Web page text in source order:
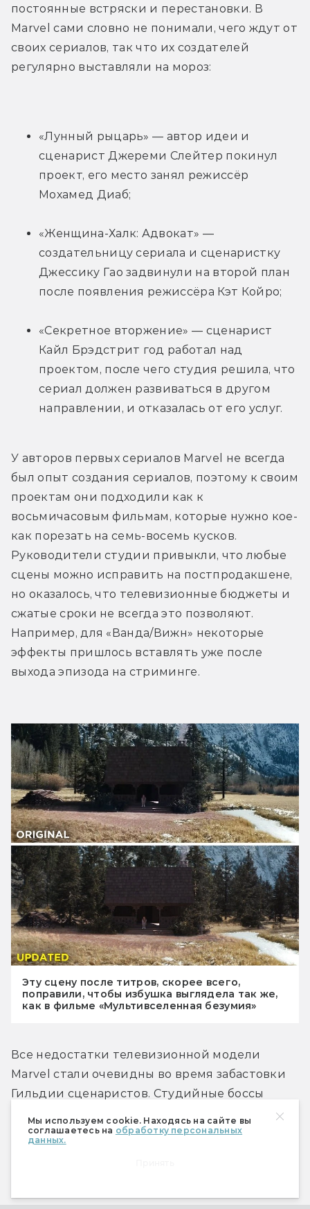
Мы используем cookie. Находясь на сайте вы
соглашаетесь на обработку персональных
данных.
постоянные встряски и перестановки. В
Marvel сами словно не понимали, чего ждут от
своих сериалов, так что их создателей
регулярно выставляли на мороз:
«Лунный рыцарь» — автор идеи и
сценарист Джереми Слейтер покинул
проект, его место занял режиссёр
Мохамед Диаб;
«Женщина-Халк: Адвокат» —
создательницу сериала и сценаристку
Джессику Гао задвинули на второй план
после появления режиссёра Кэт Койро;
«Секретное вторжение» — сценарист
Кайл Брэдстрит год работал над
проектом, после чего студия решила, что
сериал должен развиваться в другом
направлении, и отказалась от его услуг.
У авторов первых сериалов Marvel не всегда
был опыт создания сериалов, поэтому к своим
проектам они подходили как к
восьмичасовым фильмам, которые нужно кое-
как порезать на семь-восемь кусков.
Руководители студии привыкли, что любые
сцены можно исправить на постпродакшене,
но оказалось, что телевизионные бюджеты и
сжатые сроки не всегда это позволяют.
Например, для «Ванда/Вижн» некоторые
эффекты пришлось вставлять уже после
выхода эпизода на стриминге.
Эту сцену после титров, скорее всего,
поправили, чтобы избушка выглядела так же,
как в фильме «Мультивселенная безумия»
Все недостатки телевизионной модели
Marvel стали очевидны во время забастовки
Гильдии сценаристов. Студийные боссы
получили время, чтобы оценить вставший на
паузу телесериал «Сорвиголова», и, хотя к